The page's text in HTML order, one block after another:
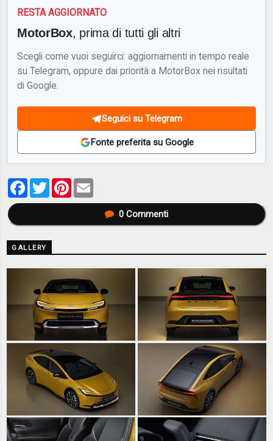
RESTA AGGIORNATO
MotorBox, prima di tutti gli altri
Scegli come vuoi seguirci: aggiornamenti in tempo reale
su Telegram, oppure dai priorità a MotorBox nei risultati
di Google.
Seguici su Telegram
Fonte preferita su Google
Facebook
TwitterPinterest
0Commenti
GALLERY